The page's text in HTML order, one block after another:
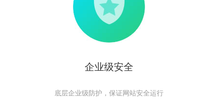
企业级安全
底层企业级防护，保证网站安全运行